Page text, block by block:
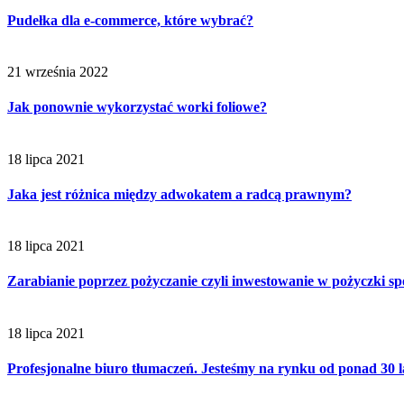
Pudełka dla e-commerce, które wybrać?
21 września 2022
Jak ponownie wykorzystać worki foliowe?
18 lipca 2021
Jaka jest różnica między adwokatem a radcą prawnym?
18 lipca 2021
Zarabianie poprzez pożyczanie czyli inwestowanie w pożyczki
18 lipca 2021
Profesjonalne biuro tłumaczeń. Jesteśmy na rynku od ponad 30